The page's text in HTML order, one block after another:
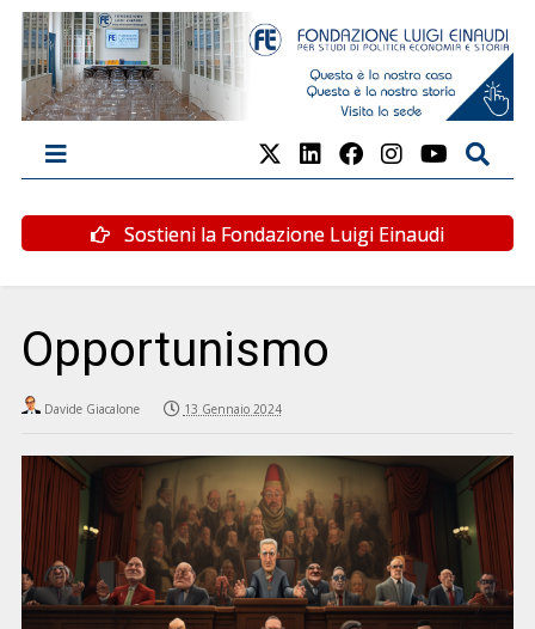
Sostieni la Fondazione Luigi Einaudi
Opportunismo
Davide Giacalone 13 Gennaio 2024